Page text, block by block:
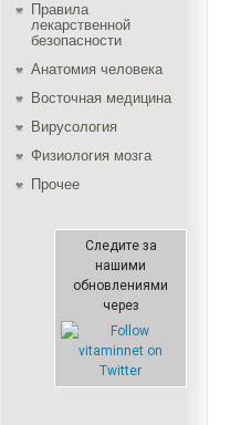
Правила
лекарственной
безопасности
Aнатомия человека
Восточная медицина
Вирусология
Физиология мозга
Прочее
Следите за
нашими
обновлениями
через